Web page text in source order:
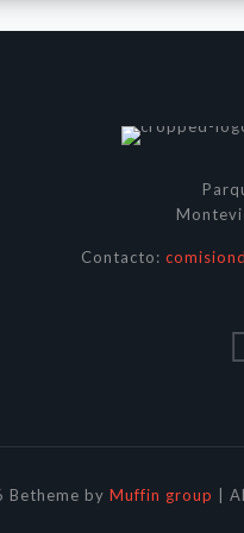
Contacto:
Betheme by Muffin group |